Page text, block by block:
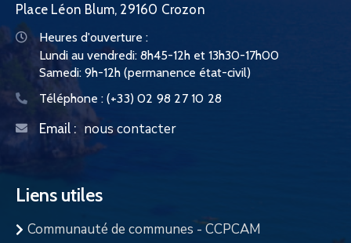
Place Léon Blum, 29160 Crozon
Heures d'ouverture :
Lundi au vendredi: 8h45-12h et 13h30-17h00
Samedi: 9h-12h (permanence état-civil)
Téléphone : (+33) 02 98 27 10 28
Email : nous contacter
Liens utiles
Communauté de communes - CCPCAM